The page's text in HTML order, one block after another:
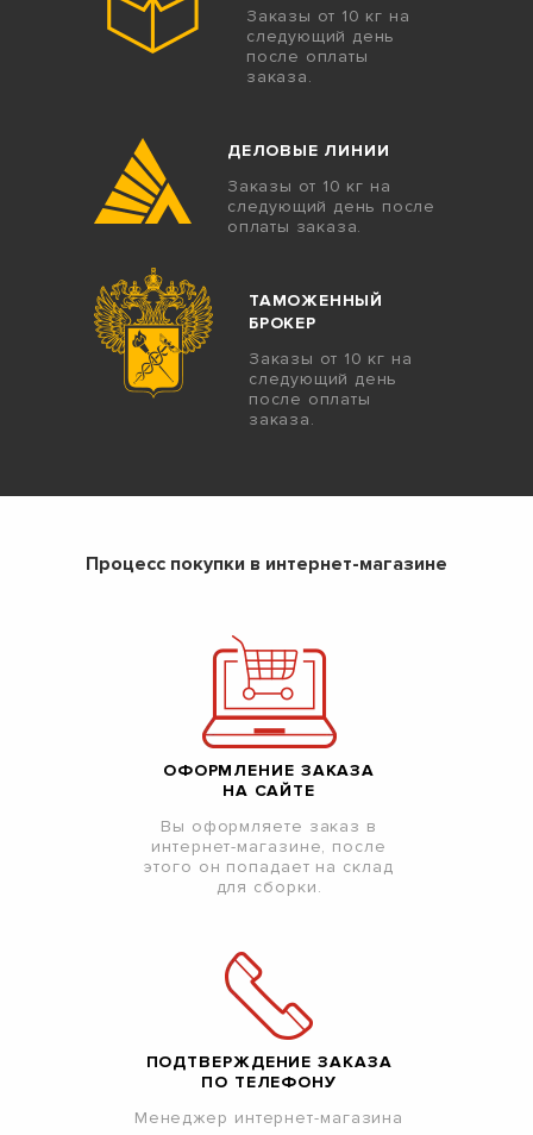
Заказы от 10 кг на
следующий день
после оплаты
заказа.
ДЕЛОВЫЕ ЛИНИИ
Заказы от 10 кг на
следующий день после
оплаты заказа.
ТАМОЖЕННЫЙ
БРОКЕР
Заказы от 10 кг на
следующий день
после оплаты
заказа.
Процесс покупки в интернет-магазине
ОФОРМЛЕНИЕ ЗАКАЗА
НА САЙТЕ
Вы оформляете заказ в
интернет-магазине, после
этого он попадает на склад
для сборки.
ПОДТВЕРЖДЕНИЕ ЗАКАЗА
ПО ТЕЛЕФОНУ
Менеджер интернет-магазина